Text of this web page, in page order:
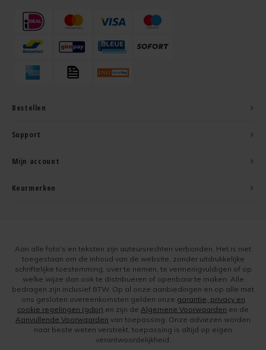
Bestellen
Support
Mijn account
Keurmerken
Aan alle foto's en teksten zijn auteursrechten verbonden. Het is niet
toegestaan om de inhoud van de website, zonder uitdrukkelijke
schriftelijke toestemming, over te nemen, te vermenigvuldigen of op
welke wijze dan ook te distribueren of openbaar te maken. Alle
bedragen zijn inclusief BTW. Op al onze aanbiedingen en op alle met
ons gesloten overeenkomsten gelden onze garantie, privacy en
cookie regelingen (gdpr) en zijn de Algemene Voorwaarden en de
Aanvullende Voorwaarden van toepassing. Onze adviezen worden
naar beste weten verstrekt, toepassing is altijd op eigen
verantwoordelijkheid.